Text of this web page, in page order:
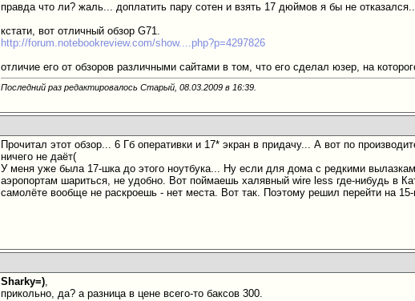
правда что ли? жаль... доплатить пару сотен и взять 17 дюймов я бы не
кстати, вот отличный обзор G71.
http://forum.notebookreview.com/show....php?p=4297826
отличие его от обзоров различными сайтами в том, что его сделал юзер, на
Последний раз редактировалось Старый, 08.03.2009 в 16:39
Прочитал этот обзор... 6 Гб оперативки и 17* экран в придачу... А вот по
ничего не даёт(
У меня уже была 17-шка до этого ноутбука... Ну если для дома с редкими
аэропортам шариться, не удобно. Вот поймаешь халявный wire less где-нибудь в
самолёте вообще не раскроешь - нет места. Вот так. Поэтому решил перейти на
Sharky=),
прикольно, да? а разница в цене всего-то баксов 300.